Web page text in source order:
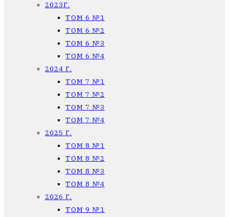
2023Г.
ТОМ 6 №1
ТОМ 6 №2
ТОМ 6 №3
ТОМ 6 №4
2024 Г.
ТОМ 7 №1
ТОМ 7 №2
ТОМ 7 №3
ТОМ 7 №4
2025 Г.
ТОМ 8 №1
ТОМ 8 №2
ТОМ 8 №3
ТОМ 8 №4
2026 Г.
ТОМ 9 №1